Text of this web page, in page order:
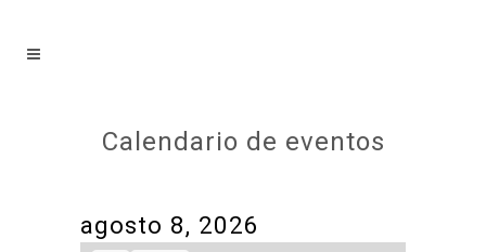
Calendario de eventos
agosto 8, 2026